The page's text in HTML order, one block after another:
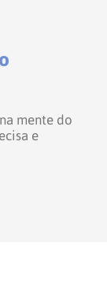
mente do
e